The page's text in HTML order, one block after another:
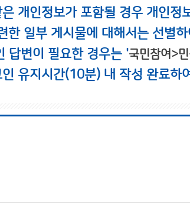
개인정보가 포함될 경우 개인
한 일부 게시물에 대해서는 선별
답변이 필요한 경우는 '국민참여>
인 유지시간(10분) 내 작성 완료하